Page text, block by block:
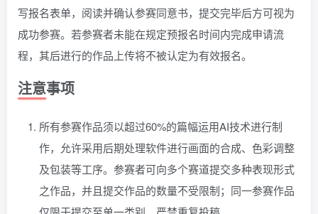
写报名表单，阅读并确认参赛同意书，提交完毕后方可视为
成功参赛。若参赛者未能在规定预报名时间内完成申请流
程，其后进行的作品上传将不被认定为有效报名。
注意事项
所有参赛作品须以超过60%的篇幅运用AI技术进行制
作，允许采用后期处理软件进行画面的合成、色彩调整
及包装等工序。参赛者可向多个赛道提交多种表现形式
之作品，并且提交作品的数量不受限制；同一参赛作品